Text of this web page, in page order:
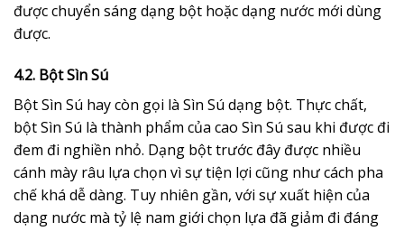
được chuyển sáng dạng bột hoặc dạng nước mới dùng
được.
4.2. Bột Sìn Sú
Bột Sìn Sú hay còn gọi là Sìn Sú dạng bột. Thực chất,
bột Sìn Sú là thành phẩm của cao Sìn Sú sau khi được đi
đem đi nghiền nhỏ. Dạng bột trước đây được nhiều
cánh mày râu lựa chọn vì sự tiện lợi cũng như cách pha
chế khá dễ dàng. Tuy nhiên gần, với sự xuất hiện của
dạng nước mà tỷ lệ nam giới chọn lựa đã giảm đi đáng